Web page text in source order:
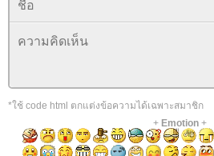
*ใช้ code html ตกแต่งข้อความได้เฉพาะสมาชิก
+ Emotion+